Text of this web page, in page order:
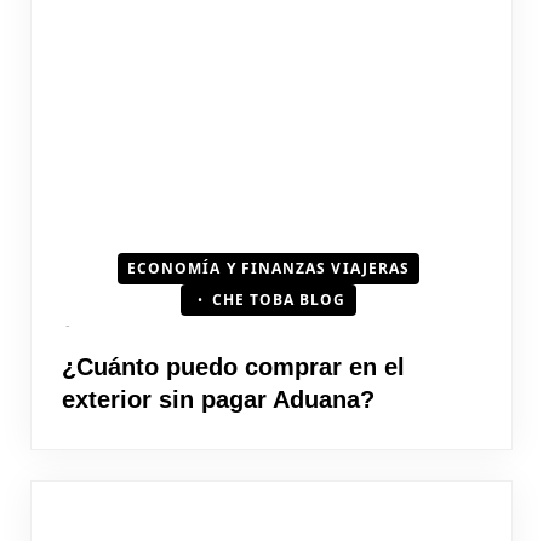
ECONOMÍA Y FINANZAS VIAJERAS
CHE TOBA BLOG
¿Cuánto puedo comprar en el
exterior sin pagar Aduana?